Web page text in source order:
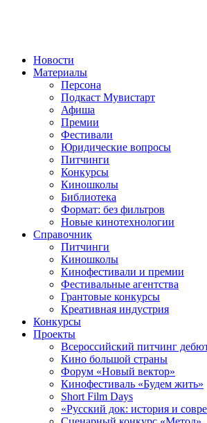
Новости
Материалы
Персона
Подкаст Мувистарт
Афиша
Премии
Фестивали
Юридические вопросы
Питчинги
Конкурсы
Киношколы
Библиотека
Формат: без фильтров
Новые кинотехнологии
Справочник
Питчинги
Киношколы
Кинофестивали и премии
Фестивальные агентства
Грантовые конкурсы
Креативная индустрия
Конкурсы
Проекты
Всероссийский питчинг
Кино большой страны
Форум «Новый вектор»
Кинофестиваль «Будем жить»
Short Film Days
«Русский док: история и